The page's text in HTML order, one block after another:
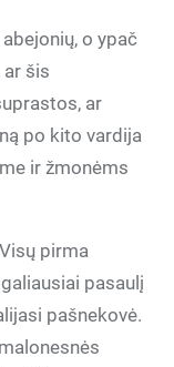
o ypač
ar šis
ar
po kito vardija
ir žmonėms
pirma
pasaulį
pašnekovė.